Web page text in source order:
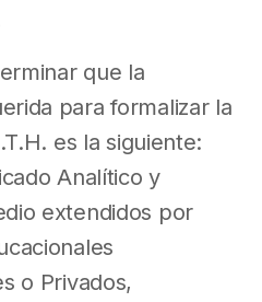
que la
para formalizar la
es la siguiente:
Analítico y
extendidos por
o Privados,